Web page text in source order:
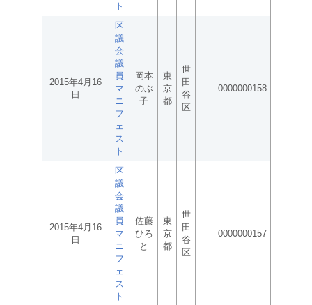
ト
2015年4月16
日
区
議
会
議
員
マ
ニ
フ
ェ
ス
ト
岡本
のぶ
子
東
京
都
世
田
谷
区
0000000158
2015年4月16
日
区
議
会
議
員
マ
ニ
フ
ェ
ス
ト
佐藤
ひろ
と
東
京
都
世
田
谷
区
0000000157